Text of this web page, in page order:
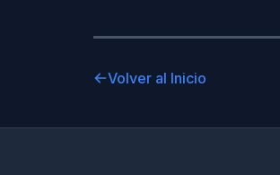
Volver al Inicio